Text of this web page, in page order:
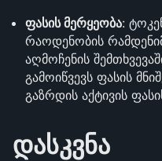
ფასის მერყეობა:
რაოდენობის
აღმოჩენის
გამოიწვევს ფასის
გაზრდის აქტივის
დასკვნა